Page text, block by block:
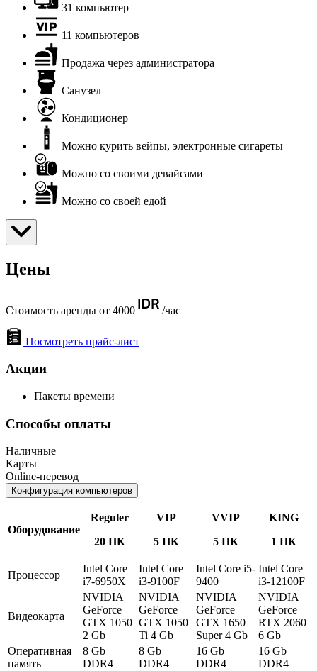
31 компьютер
11 компьютеров
Продажа через администратора
Санузел
Кондиционер
Можно курить вейпы, электронные сигареты
Можно со своими девайсами
Можно со своей едой
Цены
Стоимость аренды от 4000 /час
Посмотреть прайс-лист
Акции
Пакеты времени
Способы оплаты
Наличные
Карты
Online-перевод
Конфигурация компьютеров
Оборудование
Reguler
20 ПК
VIP
5 ПК
VVIP
5 ПК
KING
1 ПК
Процессор
Intel Core
i7-6950X
Intel Core
i3-9100F
Intel Core i5-
9400
Intel Core
i3-12100F
Видеокарта
NVIDIA
GeForce
GTX 1050
2 Gb
NVIDIA
GeForce
GTX 1050
Ti 4 Gb
NVIDIA
GeForce
GTX 1650
Super 4 Gb
NVIDIA
GeForce
RTX 2060
6 Gb
Оперативная
память
8 Gb
DDR4
8 Gb
DDR4
16 Gb
DDR4
16 Gb
DDR4